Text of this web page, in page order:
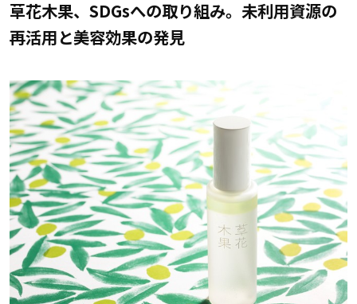
草花木果、SDGsへの取り組み。未利用資源の
再活用と美容効果の発見